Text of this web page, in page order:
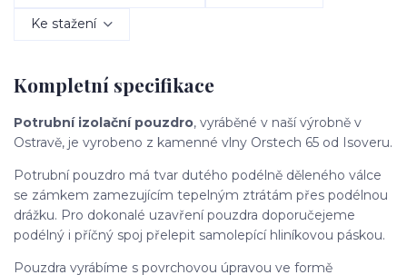
Ke stažení
Kompletní specifikace
Potrubní izolační pouzdro, vyráběné v naší výrobně v
Ostravě, je vyrobeno z kamenné vlny Orstech 65 od Isoveru.
Potrubní pouzdro má tvar dutého podélně děleného válce
se zámkem zamezujícím tepelným ztrátám přes podélnou
drážku. Pro dokonalé uzavření pouzdra doporučejeme
podélný i příčný spoj přelepit samolepící hliníkovou páskou.
Pouzdra vyrábíme s povrchovou úpravou ve formě